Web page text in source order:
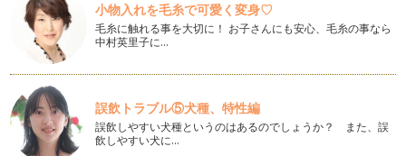
カフェインレスが飲めるお店ってどこ？
私が妊娠中、一番困ったのが、「喫茶店にカフェインレスコー
ヒーがない！」ということでした。 …
知ってます？インスタントコーヒーとリキッドコーヒーが出来
るまで
夏は、冷たいコーヒーをすぐ飲みたい！！ 冷蔵庫に入ってい
て、注ぐだけで良いなんて最高！ …
小物入れを毛糸で可愛く変身♡
毛糸に触れる事を大切に！ お子さんにも安心、毛糸の事なら
中村英里子に…
誤飲トラブル⑤犬種、特性編
誤飲しやすい犬種というのはあるのでしょうか？ また、誤
飲しやすい犬に…